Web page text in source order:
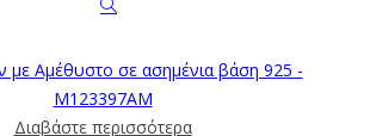
Διαβάστε περισσότερα